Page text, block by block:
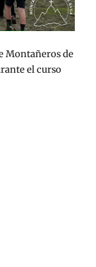
Montañeros de
el curso